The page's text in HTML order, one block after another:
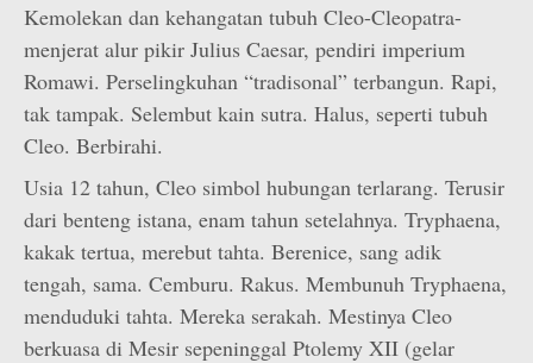
Kemolekan dan kehangatan tubuh Cleo-Cleopatra-
menjerat alur pikir Julius Caesar, pendiri imperium
Romawi. Perselingkuhan “tradisonal” terbangun. Rapi,
tak tampak. Selembut kain sutra. Halus, seperti tubuh
Cleo. Berbirahi.
Usia 12 tahun, Cleo simbol hubungan terlarang. Terusir
dari benteng istana, enam tahun setelahnya. Tryphaena,
kakak tertua, merebut tahta. Berenice, sang adik
tengah, sama. Cemburu. Rakus. Membunuh Tryphaena,
menduduki tahta. Mereka serakah. Mestinya Cleo
berkuasa di Mesir sepeninggal Ptolemy XII (gelar